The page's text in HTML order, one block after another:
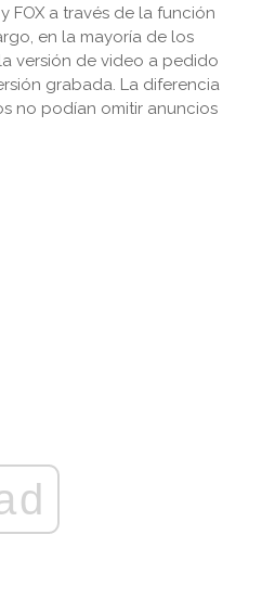
FOX a través de la función
en la mayoría de los
versión de video a pedido
grabada. La diferencia
no podían omitir anuncios